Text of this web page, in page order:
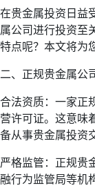
在贵金属投资日益
属公司进行投资至
特点呢？本文将为
二、正规贵金属公
合法资质：一家正
营许可证。这意味
备从事贵金属投资
严格监管：正规贵
融行为监管局等机